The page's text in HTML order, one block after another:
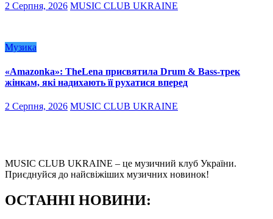
2 Серпня, 2026 MUSIC CLUB UKRAINE
Музика
«Amazonka»: TheLena присвятила Drum & Bass-трек
жінкам, які надихають її рухатися вперед
2 Серпня, 2026 MUSIC CLUB UKRAINE
MUSIC CLUB UKRAINE – це музичний клуб України.
Приєднуйся до найсвіжіших музичних новинок!
ОСТАННІ НОВИНИ: